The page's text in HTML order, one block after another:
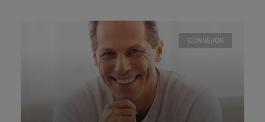
CONSEJOS